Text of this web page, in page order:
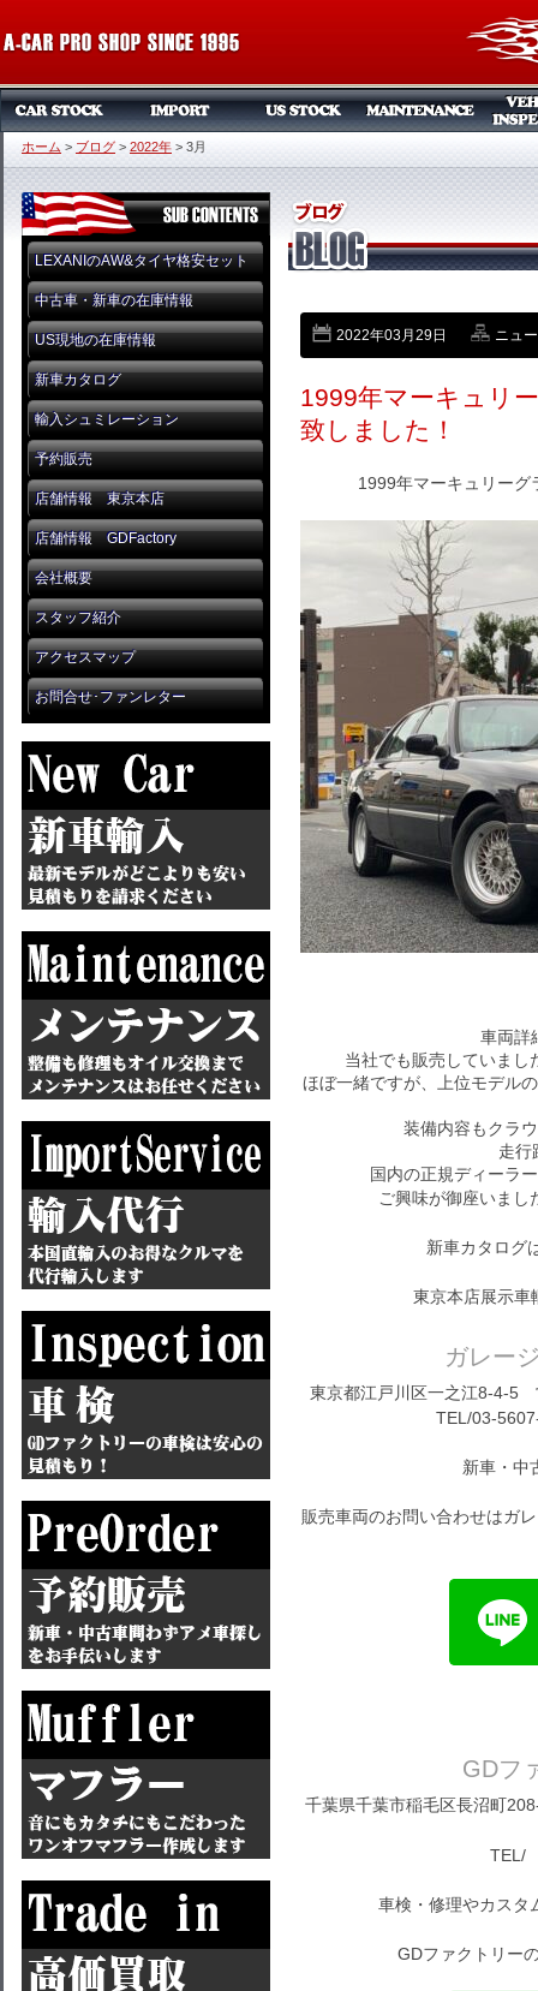
ホーム > ブログ > 2022年 > 3月
LEXANIのAW&タイヤ格安セット
中古車・新車の在庫情報
US現地の在庫情報
新車カタログ
輸入シュミレーション
予約販売
店舗情報 東京本店
店舗情報 GDFactory
会社概要
スタッフ紹介
アクセスマップ
お問合せ･ファンレター
2022年03月29日 ニュ
1999年マーキュリ
致しました！
1999年マーキュリーグ
車両
当社でも販売していまし
ほぼ一緒ですが、上位モデル
装備内容もクラ
走行
国内の正規ディーラ
ご興味が御座いまし
新車カタログ
東京本店展示
ガレー
東京都江戸川区一之江8-4-5
TEL/03-
新車・中
販売車両のお問い合わせはガ
GDフ
千葉県千葉市稲毛区長沼町
TEL/
車検・修理やカスタ
GDファクトリー